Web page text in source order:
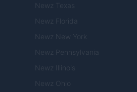
Newz Texas
Newz Florida
Newz New York
Newz Pennsylvania
Newz Illinois
Newz Ohio